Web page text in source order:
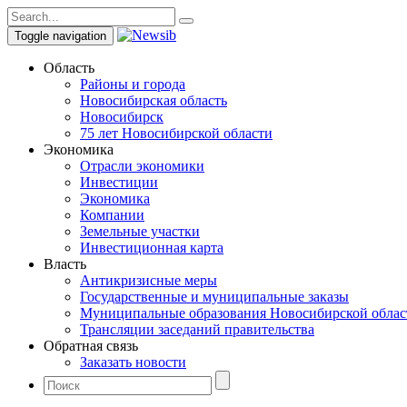
Toggle navigation
Область
Районы и города
Новосибирская область
Новосибирск
75 лет Новосибирской области
Экономика
Отрасли экономики
Инвестиции
Экономика
Компании
Земельные участки
Инвестиционная карта
Власть
Антикризисные меры
Государственные и муниципальные заказы
Муниципальные образования Новосибирской
Трансляции заседаний правительства
Обратная связь
Заказать новости